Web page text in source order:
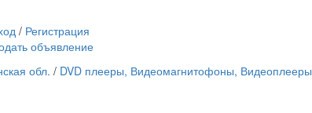
/ Регистрация
объявление
обл. / DVD плееры, Видеомагнитофоны, Видеоплееры